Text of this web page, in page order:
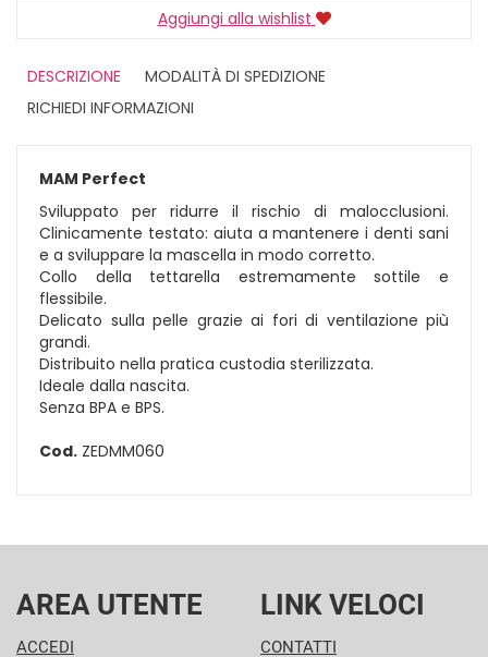
Aggiungi alla wishlist
DESCRIZIONE
MODALITÀ DI SPEDIZIONE
RICHIEDI INFORMAZIONI
MAM Perfect
Sviluppato per ridurre il rischio di malocclusioni.
Clinicamente testato: aiuta a mantenere i denti sani
e a sviluppare la mascella in modo corretto.
Collo della tettarella estremamente sottile e
flessibile.
Delicato sulla pelle grazie ai fori di ventilazione più
grandi.
Distribuito nella pratica custodia sterilizzata.
Ideale dalla nascita.
Senza BPA e BPS.
Cod. ZEDMM060
AREA UTENTE
ACCEDI
LINK VELOCI
CONTATTI